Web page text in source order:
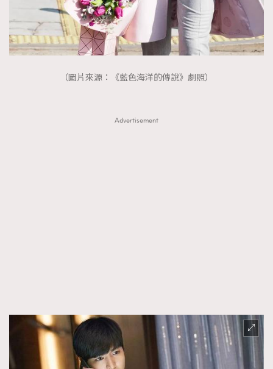
（圖片來源：《藍色海洋的傳說》劇照）
Advertisement